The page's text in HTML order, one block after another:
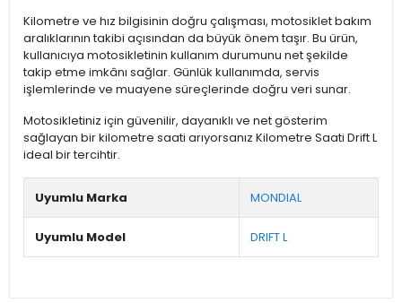
Kilometre ve hız bilgisinin doğru çalışması, motosiklet bakım
aralıklarının takibi açısından da büyük önem taşır. Bu ürün,
kullanıcıya motosikletinin kullanım durumunu net şekilde
takip etme imkânı sağlar. Günlük kullanımda, servis
işlemlerinde ve muayene süreçlerinde doğru veri sunar.
Motosikletiniz için güvenilir, dayanıklı ve net gösterim
sağlayan bir kilometre saati arıyorsanız Kilometre Saati Drift L
ideal bir tercihtir.
Uyumlu Marka MONDIAL
Uyumlu Model DRIFT L